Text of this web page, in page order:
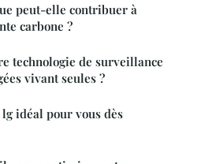
peut-elle contribuer à
carbone ?
technologie de surveillance
vivant seules ?
idéal pour vous dès